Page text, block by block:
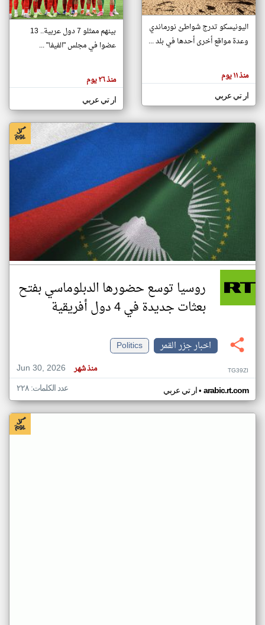
تغيير الدولة
اخبار جزر القمر على مدار الساعة
أهم اخبار جزر القمر العاجلة والمباشرة
هنا عن
وجهة
كاتبيها.
اليونيسكو تدرج شواطئ نورماندي
وعدة مواقع أخرى أحدها في بلد ...
منذ ١١ يوم
ار تي عربي
بينهم ممثلو 7 دول عربية.. 13
عضوا في مجلس "الفيفا" ...
منذ ٢٦ يوم
ار تي عربي
روسيا توسع حضورها الدبلوماسي بفتح
بعثات جديدة في 4 دول أفريقية
اخبار جزر القمر
Politics
Jun 30, 2026
منذ شهر TG39ZI
ار تي عربي• arabic.rt.com عدد الكلمات: ٢٢٨
klyoum.com